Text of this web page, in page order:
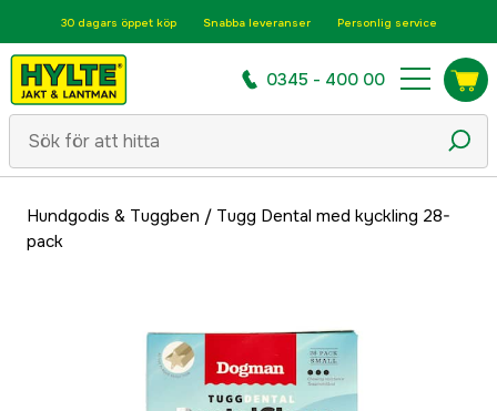
30 dagars öppet köp Snabba leveranser Personlig service
0345 - 400 00
Hundgodis & Tuggben / Tugg Dental med kyckling 28-
pack